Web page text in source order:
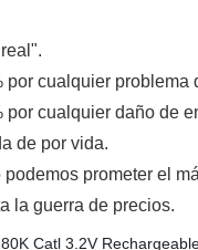
por cualquier problema
por cualquier daño de
de por vida.
prometer el
la guerra de precios.